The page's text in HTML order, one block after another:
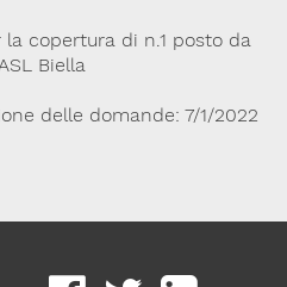
copertura di n.1 posto da
Biella
delle domande: 7/1/2022